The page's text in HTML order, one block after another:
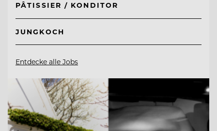
PÂTISSIER / KONDITOR
JUNGKOCH
Entdecke alle Jobs